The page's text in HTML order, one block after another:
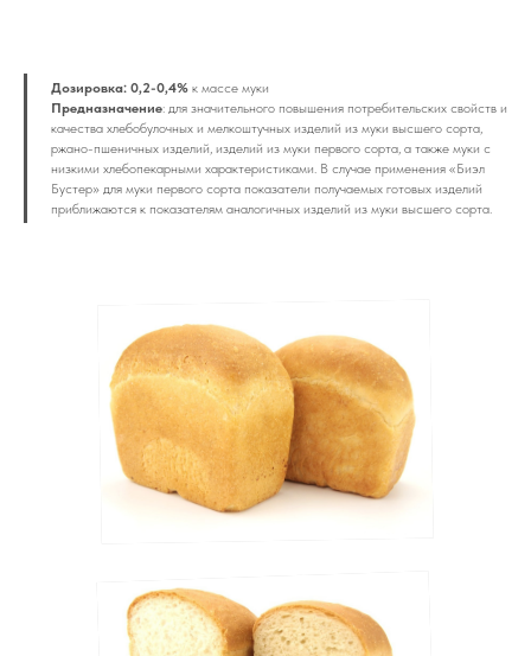
Дозировка: 0,2-0,4% к массе муки
Предназначение: для значительного повышения потребительских свойств и
качества хлебобулочных и мелкоштучных изделий из муки высшего сорта,
ржано-пшеничных изделий, изделий из муки первого сорта, а также муки с
низкими хлебопекарными характеристиками. В случае применения «Биэл
Бустер» для муки первого сорта показатели получаемых готовых изделий
приближаются к показателям аналогичных изделий из муки высшего сорта.